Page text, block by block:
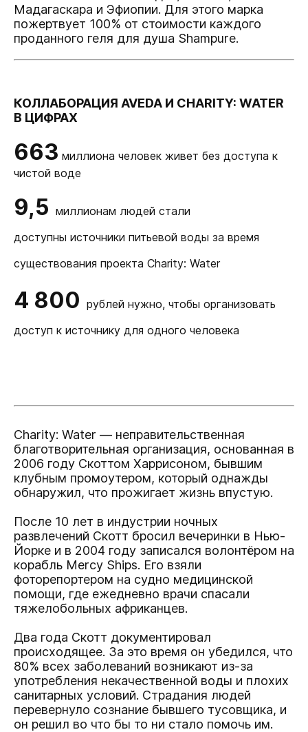
Мадагаскара и Эфиопии. Для этого марка
пожертвует 100% от стоимости каждого
проданного геля для душа Shampure.
КОЛЛАБОРАЦИЯ AVEDA И CHARITY: WATER
В ЦИФРАХ
663 миллиона человек живет без доступа к
чистой воде
9,5 миллионам людей стали
доступны источники питьевой воды за время
существования проекта Charity: Water
4 800 рублей нужно, чтобы организовать
доступ к источнику для одного человека
Charity: Water — неправительственная
благотворительная организация, основанная в
2006 году Скоттом Харрисоном, бывшим
клубным промоутером, который однажды
обнаружил, что прожигает жизнь впустую.
После 10 лет в индустрии ночных
развлечений Скотт бросил вечеринки в Нью-
Йорке и в 2004 году записался волонтёром на
корабль Mercy Ships. Его взяли
фоторепортером на судно медицинской
помощи, где ежедневно врачи спасали
тяжелобольных африканцев.
Два года Скотт документировал
происходящее. За это время он убедился, что
80% всех заболеваний возникают из-за
употребления некачественной воды и плохих
санитарных условий. Страдания людей
перевернуло сознание бывшего тусовщика, и
он решил во что бы то ни стало помочь им.